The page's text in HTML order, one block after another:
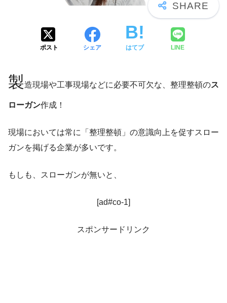
ポスト シェア はてブ LINE
製造現場や工事現場などに必要不可欠な、整理整頓のス
ローガン作成！
現場においては常に「整理整頓」の意識向上を促すスロー
ガンを掲げる企業が多いです。
もしも、スローガンが無いと、
[ad#co-1]
スポンサードリンク